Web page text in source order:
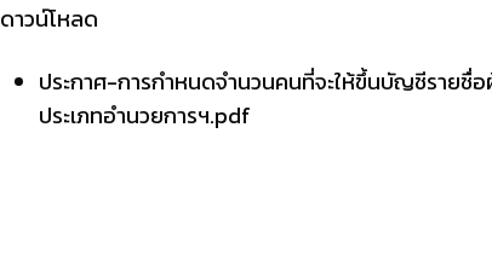
ดาวน์โหลด
ประกาศ-การกำหนดจำนวนคนที่จะให้ขึ้นบัญชีรายชื่
ประเภทอำนวยการฯ.pdf